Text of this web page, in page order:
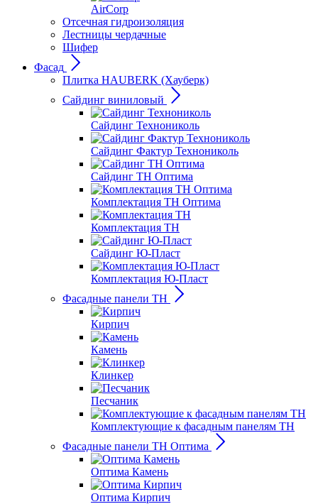
AirCorp
Отсечная гидроизоляция
Лестницы чердачные
Шифер
Фасад
Плитка HAUBERK (Хауберк)
Сайдинг виниловый
Сайдинг Технониколь
Сайдинг Фактур Технониколь
Сайдинг ТН Оптима
Комплектация ТН Оптима
Комплектация ТН
Сайдинг Ю-Пласт
Комплектация Ю-Пласт
Фасадные панели ТН
Кирпич
Камень
Клинкер
Песчаник
Комплектующие к фасадным панелям ТН
Фасадные панели ТН Оптима
Оптима Камень
Оптима Кирпич